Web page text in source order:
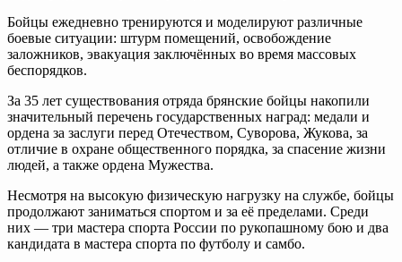
Бойцы ежедневно тренируются и моделируют различные
боевые ситуации: штурм помещений, освобождение
заложников, эвакуация заключённых во время массовых
беспорядков.
За 35 лет существования отряда брянские бойцы накопили
значительный перечень государственных наград: медали и
ордена за заслуги перед Отечеством, Суворова, Жукова, за
отличие в охране общественного порядка, за спасение жизни
людей, а также ордена Мужества.
Несмотря на высокую физическую нагрузку на службе, бойцы
продолжают заниматься спортом и за её пределами. Среди
них — три мастера спорта России по рукопашному бою и два
кандидата в мастера спорта по футболу и самбо.